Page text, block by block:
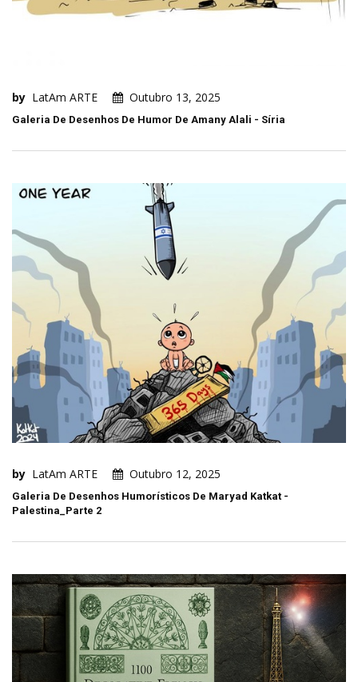
by LatAm ARTE Outubro 13, 2025
Galeria De Desenhos De Humor De Amany Alali - Síria
by LatAm ARTE Outubro 12, 2025
Galeria De Desenhos Humorísticos De Maryad Katkat -
Palestina_Parte 2